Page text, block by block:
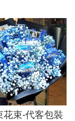
花束-代客包裝